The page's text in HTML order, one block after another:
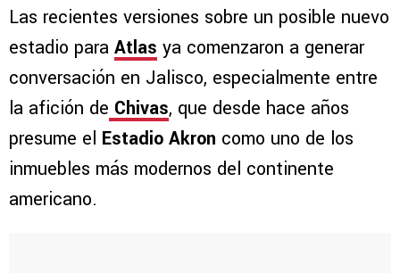
Las recientes versiones sobre un posible nuevo
estadio para Atlas ya comenzaron a generar
conversación en Jalisco, especialmente entre
la afición de Chivas, que desde hace años
presume el Estadio Akron como uno de los
inmuebles más modernos del continente
americano.